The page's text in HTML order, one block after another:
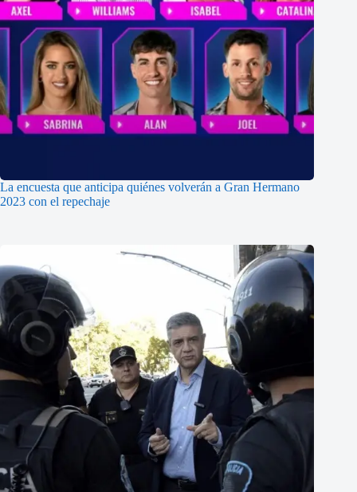
La encuesta que anticipa quiénes volverán a Gran Hermano
2023 con el repechaje